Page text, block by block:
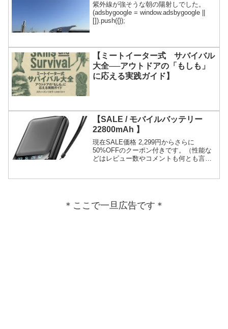
紫外線が強そうな朝の陽射しでした。
(adsbygoogle = window.adsbygoogle ||
[]).push({});
【ミートイーター式 サバイバル
大全──アウトドアの「もしも」
に応える実践ガイド】
【SALE / モバイルバッテリー
22800mAh 】
現在SALE価格 2,299円からさらに
50%OFFのクーポン付きです。（性能な
どはレビュー数やコメントも何とも言え
＊ここで一旦広告です＊